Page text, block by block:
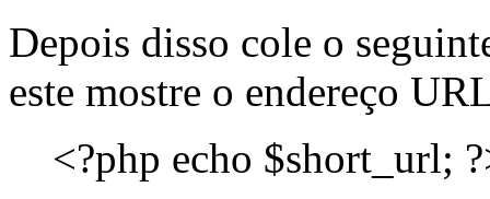
Depois disso cole o
este mostre o endereço
<?php echo $short_url;